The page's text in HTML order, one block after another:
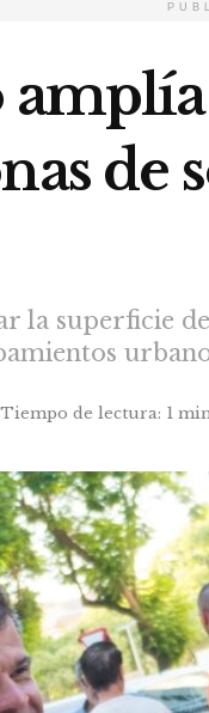
de
la superficie
Tiempo de lectura: 1